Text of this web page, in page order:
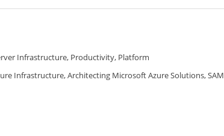
Infrastructure, Productivity, Platform
Infrastructure, Architecting Microsoft Azure Solutions, SAM